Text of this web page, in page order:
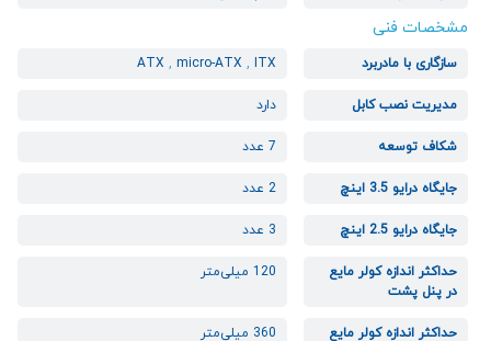
مشخصات فنی
سازگاری با مادربرد ATX , micro-ATX , ITX
مدیریت نصب کابل دارد
شکاف توسعه 7 عدد
جایگاه درایو 3.5 اینچ 2 عدد
جایگاه درایو 2.5 اینچ 3 عدد
حداکثر اندازه کولر مایع
در پنل پشت
120 میلی‌متر
حداکثر اندازه کولر مایع 360 میلی‌متر